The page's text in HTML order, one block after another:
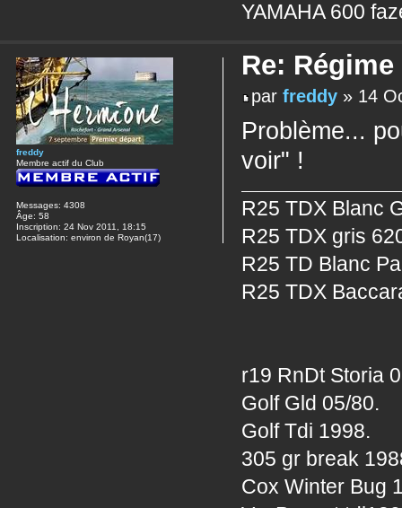
YAMAHA 600
Re:
parfreddy » 14
Problème...
voir" !
R25 TDX Blanc
R25 TDX gris
R25 TD Blanc
R25 TDX
r19 RnDt Storia
Golf Gld 05/80.
Golf Tdi 1998.
305 gr break
Cox Winter Bug
freddy
Membre actif du Club
Messages: 4308
Âge: 58
Inscription: 24 Nov 2011, 18:15
Localisation: environ de Royan(17)